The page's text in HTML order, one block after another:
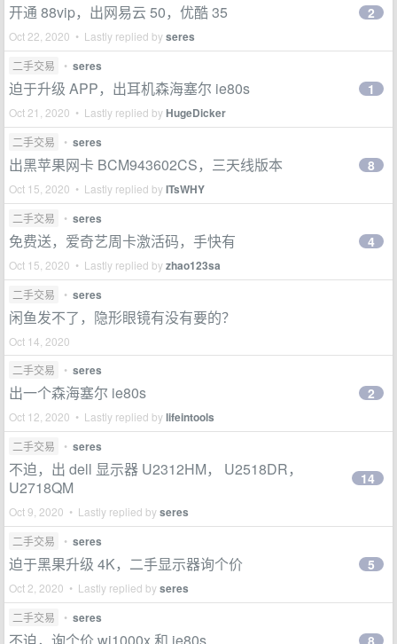
开通 88vip，出网易云 50，优酷 35
Oct 22, 2020 • Lastly replied byseres
2
二手交易 • seres
迫于升级 APP，出耳机森海塞尔 ie80s
Oct 21, 2020 • Lastly replied byHugeDicker
1
二手交易 • seres
出黑苹果网卡 BCM943602CS，三天线版本
Oct 15, 2020 • Lastly replied byITsWHY
8
二手交易 • seres
免费送，爱奇艺周卡激活码，手快有
Oct 15, 2020 • Lastly replied byzhao123sa
4
二手交易 • seres
闲鱼发不了，隐形眼镜有没有要的？
Oct 14, 2020
二手交易
• seres
出一个森海塞尔 ie80s
Oct 12, 2020 • Lastly replied bylifeintools
2
二手交易 • seres
不迫，出 dell 显示器 U2312HM， U2518DR，
U2718QM
Oct 9, 2020 • Lastly replied byseres
14
二手交易 • seres
迫于黑果升级 4K，二手显示器询个价
Oct 2, 2020 • Lastly replied byseres
5
二手交易 • seres
不迫，询个价 wi1000x 和 ie80s 8